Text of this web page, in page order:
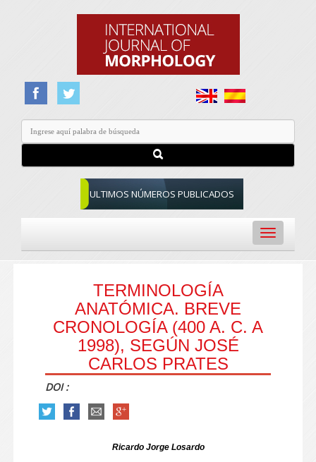
ULTIMOS NÚMEROS PUBLICADOS
Toggle
navigation
TERMINOLOGÍA
ANATÓMICA. BREVE
CRONOLOGÍA (400 A. C. A
1998), SEGÚN JOSÉ
CARLOS PRATES
DOI :
Ricardo Jorge Losardo